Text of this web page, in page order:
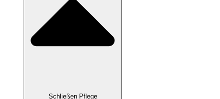
Schließen Pflege